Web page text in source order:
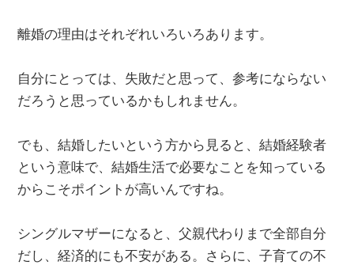
離婚の理由はそれぞれいろいろあります。
自分にとっては、失敗だと思って、参考にならない
だろうと思っているかもしれません。
でも、結婚したいという方から見ると、結婚経験者
という意味で、結婚生活で必要なことを知っている
からこそポイントが高いんですね。
シングルマザーになると、父親代わりまで全部自分
だし、経済的にも不安がある。さらに、子育ての不